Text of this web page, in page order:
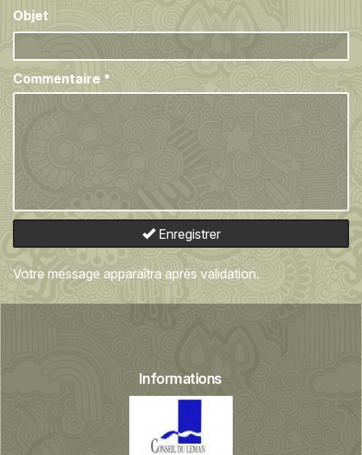
Objet
Commentaire *
Enregistrer
Votre message apparaîtra après validation.
Informations